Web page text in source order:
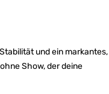
und ein markantes,
Show, der deine